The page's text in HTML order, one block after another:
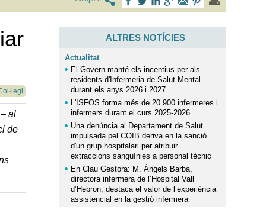
al
de
ALTRES NOTÍCIES
Actualitat
El Govern manté els incentius per als
residents d'Infermeria de Salut Mental
durant els anys 2026 i 2027
L'ISFOS forma més de 20.900 infermeres i
infermers durant el curs 2025-2026
Una denúncia al Departament de Salut
impulsada pel COIB deriva en la sanció
d'un grup hospitalari per atribuir
extraccions sanguínies a personal tècnic
En Clau Gestora: M. Àngels Barba,
directora infermera de l’Hospital Vall
d’Hebron, destaca el valor de l’experiència
assistencial en la gestió infermera